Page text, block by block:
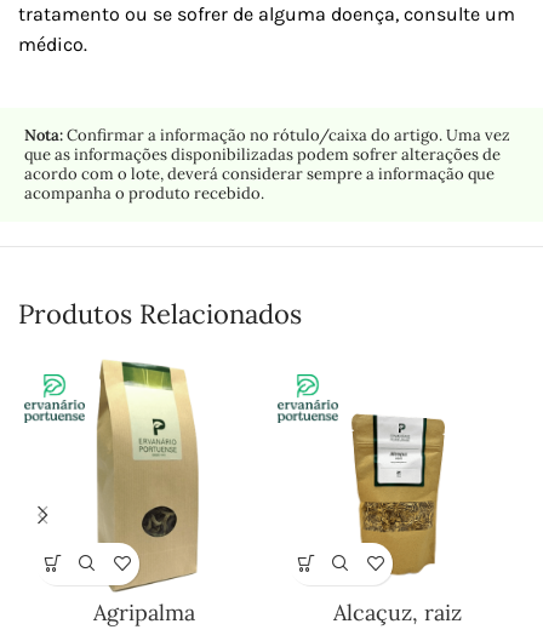
tratamento ou se sofrer de alguma doença, consulte um
médico.
Nota:Confirmar a informação no rótulo/caixa do artigo. Uma vez
que as informações disponibilizadas podem sofrer alterações de
acordo com o lote, deverá considerar sempre a informação que
acompanha o produto recebido.
Produtos Relacionados
Agripalma Alcaçuz, raiz